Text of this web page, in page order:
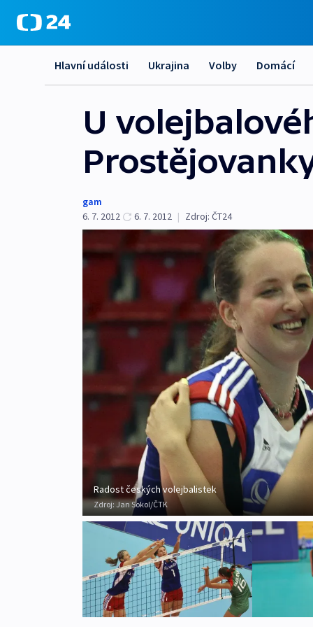
Hlavní události Ukrajina Volby Domácí
U
gam
6. 7. 2012
6. 7. 2012 | Zdroj: ČT24
Radost českých volejbalistek
Zdroj: Jan Sokol/ČTK